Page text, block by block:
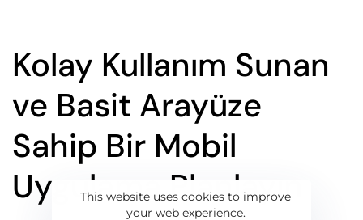
Kolay Kullanım Sunan
ve Basit Arayüze
Sahip Bir Mobil
Uygulama Planlayın
This website uses cookies to improve
your web experience.